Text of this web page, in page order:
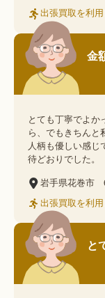
出張買取を利
金
とても丁寧でよか
ら、でもきちんと
人柄も優しい感
待どおりでした。
岩手県花巻市
出張買取を利
と